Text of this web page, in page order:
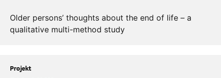
Older persons’ thoughts about the end of life – a
qualitative multi-method study
Projekt